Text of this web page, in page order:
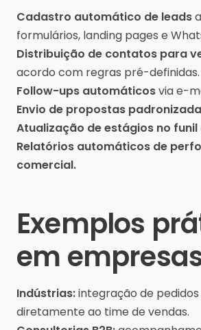
Cadastro automático de leads
formulários, landing pages e
Distribuição de contatos para
acordo com regras pré-definidas.
Follow-ups automáticosvia e-
Envio de propostas
Atualização de estágios no funil
Relatórios automáticos de
comercial.
Exemplos
em
Indústrias:integração de
diretamente ao time de vendas.